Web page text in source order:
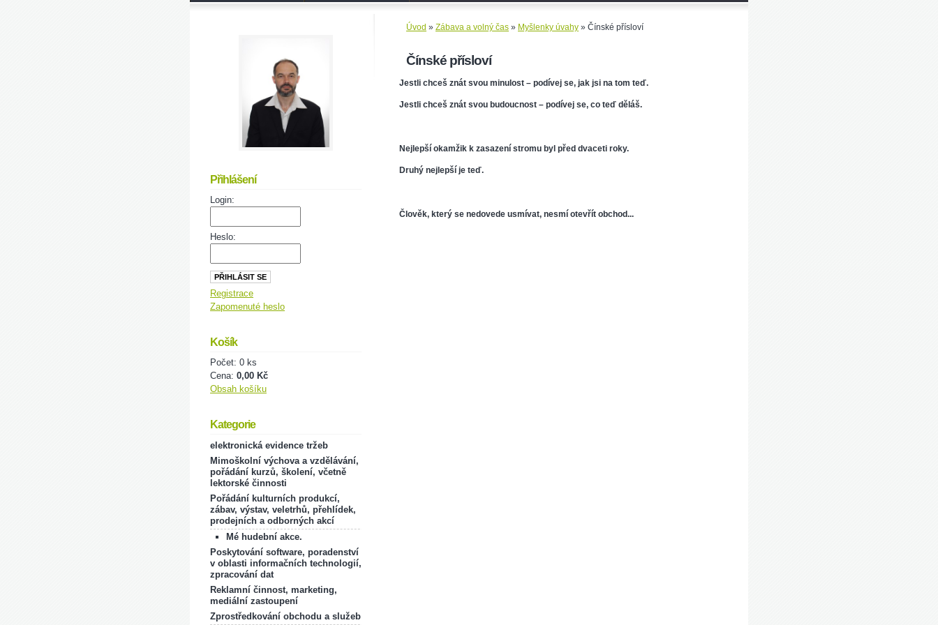
Úvod » Zábava a volný čas » Myšlenky úvahy » Čínské přísloví
Čínské přísloví
Jestli chceš znát svou minulost – podívej se, jak jsi na tom teď.
Jestli chceš znát svou budoucnost – podívej se, co teď děláš.
Nejlepší okamžik k zasazení stromu byl před dvaceti roky.
Druhý nejlepší je teď.
Člověk, který se nedovede usmívat, nesmí otevřít obchod...
Přihlášení
Login:
Heslo:
Registrace
Zapomenuté heslo
Košík
Počet: 0 ks
Cena: 0,00 Kč
Obsah košíku
Kategorie
elektronická evidence tržeb
Mimoškolní výchova a vzdělávání,
pořádání kurzů, školení, včetně
lektorské činnosti
Pořádání kulturních produkcí,
zábav, výstav, veletrhů, přehlídek,
prodejních a odborných akcí
Mé hudební akce.
Poskytování software, poradenství
v oblasti informačních technologií,
zpracování dat
Reklamní činnost, marketing,
mediální zastoupení
Zprostředkování obchodu a služeb